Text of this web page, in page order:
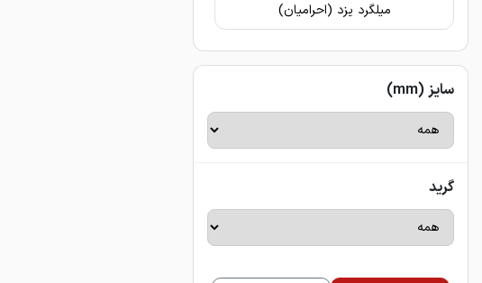
میلگرد یزد (احرامیان)
سایز (mm)
گرید